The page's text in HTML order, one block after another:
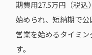
期費用27.5万円（税込
始められ、短納期で
営業を始めるタイミ
す。